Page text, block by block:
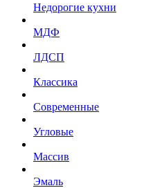
Недорогие кухни
МДФ
ЛДСП
Классика
Современные
Угловые
Массив
Эмаль